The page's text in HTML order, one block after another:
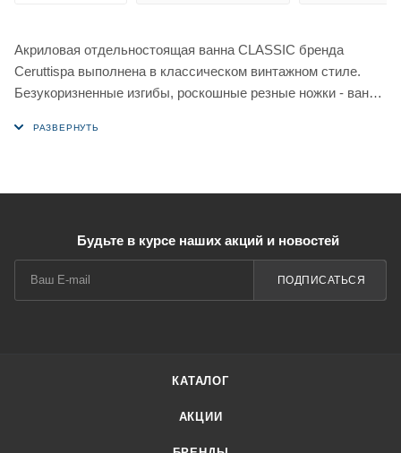
Акриловая отдельностоящая ванна CLASSIC бренда
Ceruttispa выполнена в классическом винтажном стиле.
Безукоризненные изгибы, роскошные резные ножки - ванна
Ванна CLASSIC выполнена из качественного акрила,
который хорошо сохраняет тепло и тактильно приятен.
Завышенная спинка ванны обеспечивает максимально
очень легко чистится в домашних условиях, не отнимает
Будьте в курсе наших акций и новостей
ПОДПИСАТЬСЯ
КАТАЛОГ
АКЦИИ